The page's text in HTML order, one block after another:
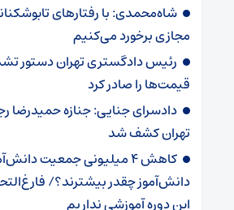
شاه‌محمدی: با رفتارهای
مجازی برخورد می‌کنیم
رئیس دادگستری تهران دستور
قیمت‌ها را صادر کرد
دادسرای جنایی: جنازه حمیدرضا
تهران کشف شد
کاهش ۴ میلیونی جمعیت
دانش‌آموز چقدر بیشترند؟/
این دوره آموزشی نداریم